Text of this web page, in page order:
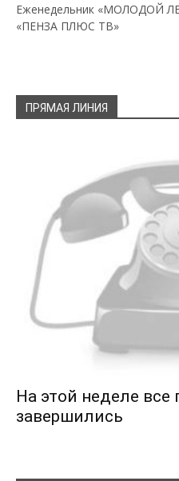
Еженедельник «МОЛОДОЙ
«ПЕНЗА ПЛЮС ТВ»
ПРЯМАЯ ЛИНИЯ
На этой неделе
завершились